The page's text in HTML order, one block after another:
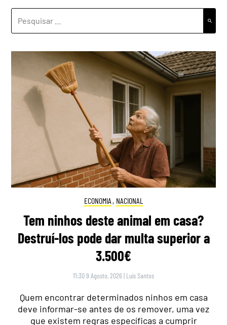
ECONOMIA , NACIONAL
Tem ninhos deste animal em casa?
Destruí-los pode dar multa superior a
3.500€
11:30 9 Agosto, 2026 | Luís Santos
Quem encontrar determinados ninhos em casa
deve informar-se antes de os remover, uma vez
que existem regras específicas a cumprir